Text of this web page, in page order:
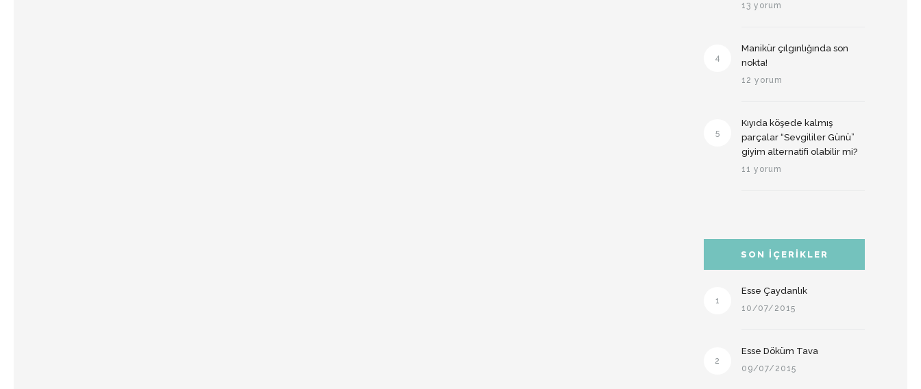
13 yorum
4
Manikür çılgınlığında son
nokta!
12 yorum
5
Kıyıda köşede kalmış
parçalar “Sevgililer Günü”
giyim alternatifi olabilir mi?
11 yorum
SON İÇERIKLER
1
Esse Çaydanlık
10/07/2015
2
Esse Döküm Tava
09/07/2015